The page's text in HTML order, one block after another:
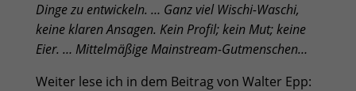
Dinge zu entwickeln. … Ganz viel Wischi-Waschi,
keine klaren Ansagen. Kein Profil; kein Mut; keine
Eier. … Mittelmäßige Mainstream-Gutmenschen…
Weiter lese ich in dem Beitrag von Walter Epp: